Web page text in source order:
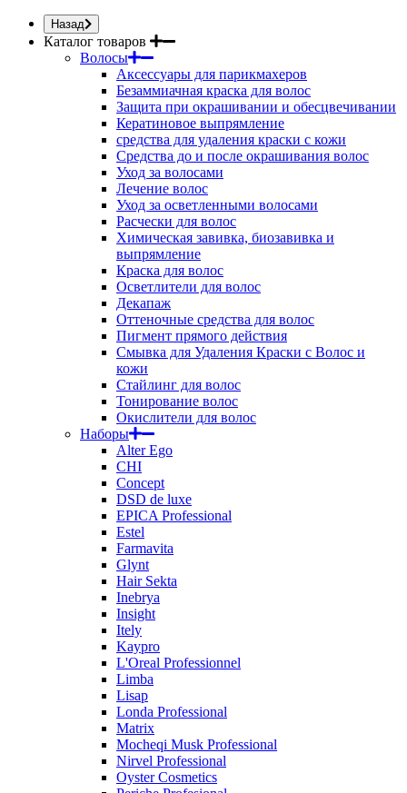
Назад
Каталог товаров
Волосы
Аксессуары для парикмахеров
Безаммиачная краска для волос
Защита при окрашивании и обесцвечивании
Кератиновое выпрямление
средства для удаления краски с кожи
Средства до и после окрашивания волос
Уход за волосами
Лечение волос
Уход за осветленными волосами
Расчески для волос
Химическая завивка, биозавивка и
выпрямление
Краска для волос
Осветлители для волос
Декапаж
Оттеночные средства для волос
Пигмент прямого действия
Смывка для Удаления Краски с Волос и
кожи
Стайлинг для волос
Тонирование волос
Окислители для волос
Наборы
Alter Ego
CHI
Concept
DSD de luxe
EPICA Professional
Estel
Farmavita
Glynt
Hair Sekta
Inebrya
Insight
Itely
Kaypro
L'Oreal Professionnel
Limba
Lisap
Londa Professional
Matrix
Mocheqi Musk Professional
Nirvel Professional
Oyster Cosmetics